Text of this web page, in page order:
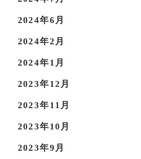
2024年6月
2024年2月
2024年1月
2023年12月
2023年11月
2023年10月
2023年9月